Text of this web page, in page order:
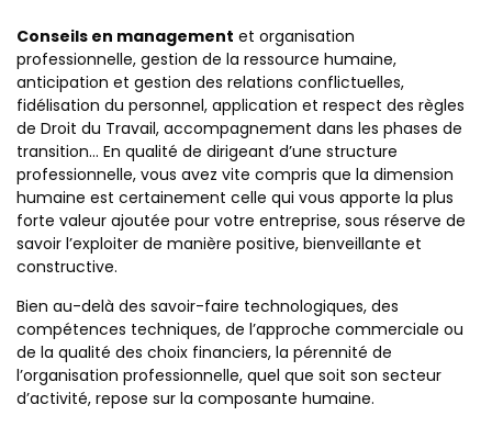
Conseils en management et organisation
professionnelle, gestion de la ressource humaine,
anticipation et gestion des relations conflictuelles,
fidélisation du personnel, application et respect des règles
de Droit du Travail, accompagnement dans les phases de
transition… En qualité de dirigeant d’une structure
professionnelle, vous avez vite compris que la dimension
humaine est certainement celle qui vous apporte la plus
forte valeur ajoutée pour votre entreprise, sous réserve de
savoir l’exploiter de manière positive, bienveillante et
constructive.
Bien au-delà des savoir-faire technologiques, des
compétences techniques, de l’approche commerciale ou
de la qualité des choix financiers, la pérennité de
l’organisation professionnelle, quel que soit son secteur
d’activité, repose sur la composante humaine.